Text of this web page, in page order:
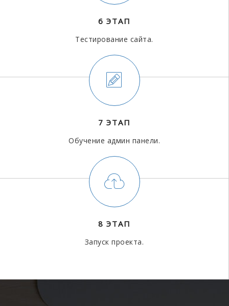
6 ЭТАП
Тестирование сайта.
7 ЭТАП
Обучение админ панели.
8 ЭТАП
Запуск проекта.